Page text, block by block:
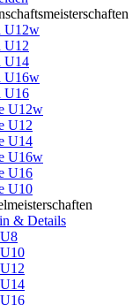
U12w
U12
U14
U16w
U16
U12w
U12
U14
U16w
U16
U10
& Details